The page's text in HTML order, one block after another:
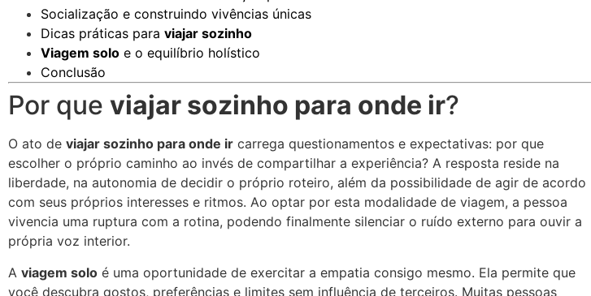
Socialização e construindo vivências únicas
Dicas práticas para viajar sozinho
Viagem solo e o equilíbrio holístico
Conclusão
Por que viajar sozinho para onde ir?
O ato de viajar sozinho para onde ir carrega questionamentos e expectativas: por que
escolher o próprio caminho ao invés de compartilhar a experiência? A resposta reside na
liberdade, na autonomia de decidir o próprio roteiro, além da possibilidade de agir de acordo
com seus próprios interesses e ritmos. Ao optar por esta modalidade de viagem, a pessoa
vivencia uma ruptura com a rotina, podendo finalmente silenciar o ruído externo para ouvir a
própria voz interior.
A viagem solo é uma oportunidade de exercitar a empatia consigo mesmo. Ela permite que
você descubra gostos, preferências e limites sem influência de terceiros. Muitas pessoas